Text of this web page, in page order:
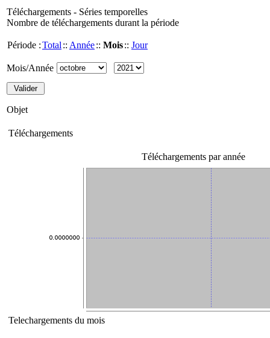
Téléchargements - Séries temporelles
Nombre de téléchargements durant la période
Période :Total :: Année:: Mois:: Jour
Mois/Année
Objet
Téléchargements
Téléchargements par année
Telechargements du mois